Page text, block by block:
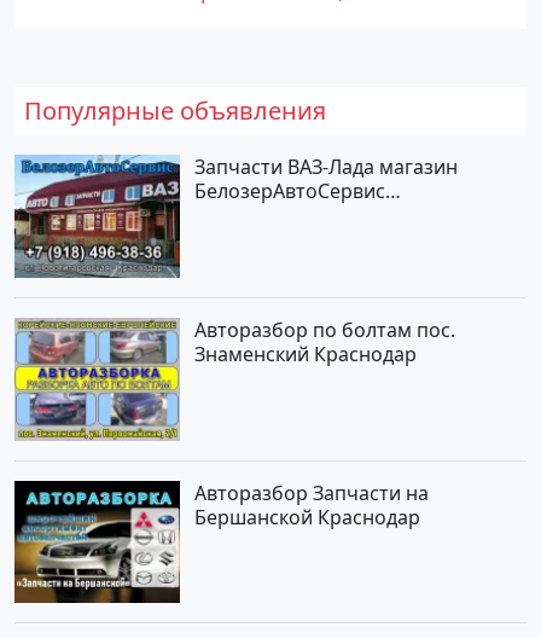
на сайте Авторынок23
Популярные объявления
Запчасти ВАЗ-Лада магазин
БелозерАвтоСервис
Авторазбор по болтам пос.
Знаменский Краснодар
Авторазбор Запчасти на
Бершанской Краснодар